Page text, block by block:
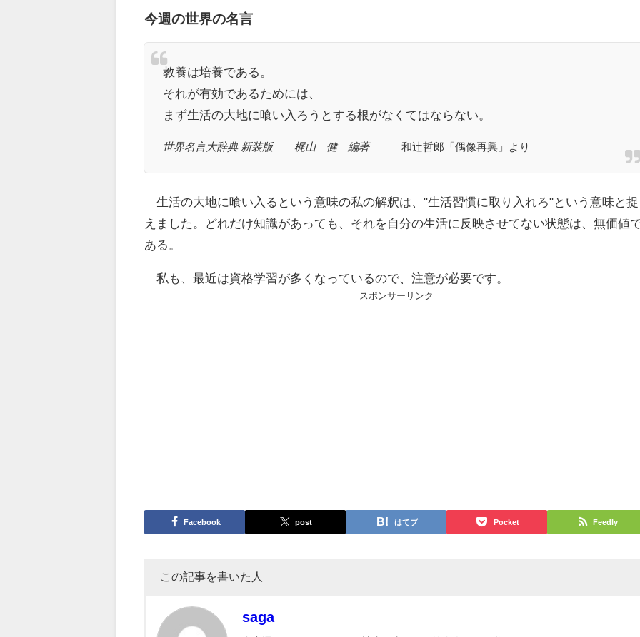
今週の世界の名言
教養は培養である。
それが有効であるためには、
まず生活の大地に喰い入ろうとする根がなくてはならない。
世界名言大辞典 新装版 梶山 健 編著 和辻哲郎「偶像再興」より
生活の大地に喰い入るという意味の私の解釈は、"生活習慣に取り入れろ"という意味と捉
えました。どれだけ知識があっても、それを自分の生活に反映させてない状態は、無価値
ある。
私も、最近は資格学習が多くなっているので、注意が必要です。
スポンサーリンク
Facebook post はてブ Pocket Feedly
この記事を書いた人
saga